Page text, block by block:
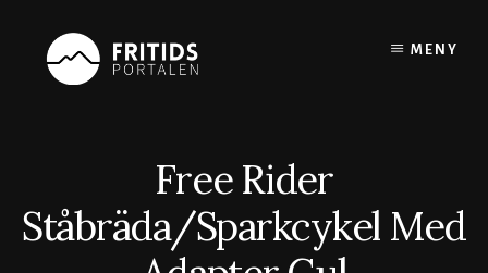
content
MENY
Free Rider
Ståbräda/Sparkcykel Med